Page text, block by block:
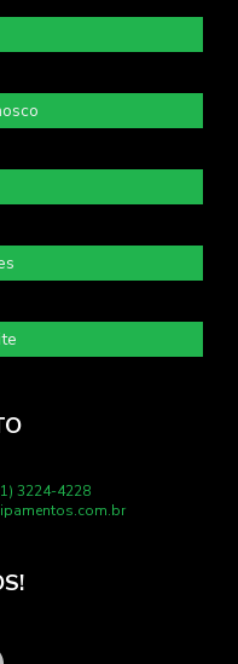
3224-4228